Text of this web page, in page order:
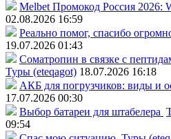
Melbet Промокод Россия 2026:
02.08.2026 16:59
Реально помог, спасибо
19.07.2026 01:43
Соматропин в связке с
Туры (eteqagot) 18.07.2026 16:18
АКБ для погрузчиков: виды и
17.07.2026 00:30
Выбор батареи для штабелера
09:54